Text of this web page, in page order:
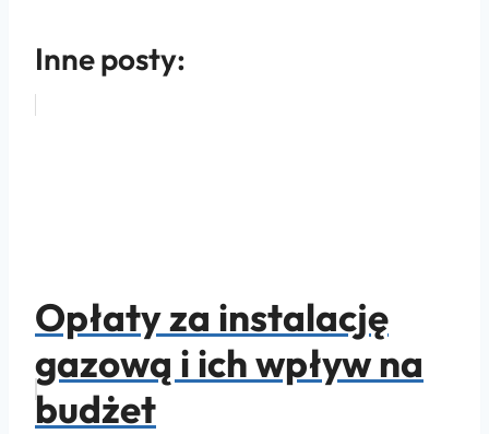
Inne posty:
Opłaty za instalację
gazową i ich wpływ na
budżet